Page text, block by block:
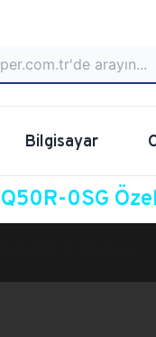
Bilgisayar
0SG